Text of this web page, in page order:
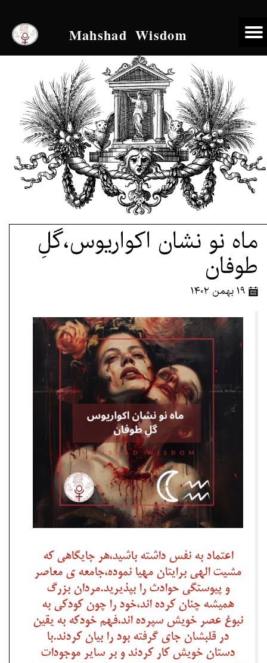
Mahshad Wisdom
ماه نو نشان اکواریوس،گلِ
طوفان
۱۹ بهمن ۱۴۰۲
اعتماد به نفس داشته باشید،هر جایگاهی که
مشیت الهی برایتان مهیا نموده،جامعه ی معاصر
و پیوستگی حوادث را بپذیرید.مردان بزرگ
همیشه چنان کرده اند،خود را چون کودکی به
نبوغ عصر خویش سپرده اند،فهم خودکه به یقین
در قلبشان جای گرفته بود را بیان کردند.با
دستان خویش کار کردند و بر سایر موجودات